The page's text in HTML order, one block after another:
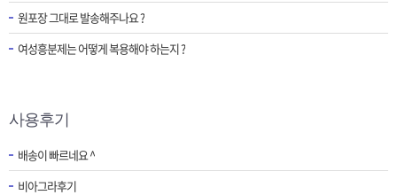
원포장 그대로 발송해주나요 ?
여성흥분제는 어떻게 복용해야 하는지 ?
사용후기
배송이 빠르네요 ^
비아그라후기